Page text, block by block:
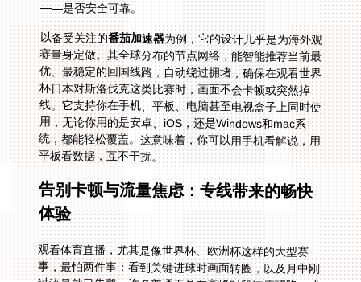
——是否安全可靠。
以备受关注的番茄加速器为例，它的设计几乎是为海外观
赛量身定做。其全球分布的节点网络，能智能推荐当前最
优、最稳定的回国线路，自动绕过拥堵，确保在观看世界
杯日本对斯洛伐克这类比赛时，画面不会卡顿或突然掉
线。它支持你在手机、平板、电脑甚至电视盒子上同时使
用，无论你用的是安卓、iOS，还是Windows和mac系
统，都能轻松覆盖。这意味着，你可以用手机看解说，用
平板看数据，互不干扰。
告别卡顿与流量焦虑：专线带来的畅快
体验
观看体育直播，尤其是像世界杯、欧洲杯这样的大型赛
事，最怕两件事：看到关键进球时画面转圈，以及月中刚
过流量就已告罄。许多普通工具在高峰时段速度骤降，或